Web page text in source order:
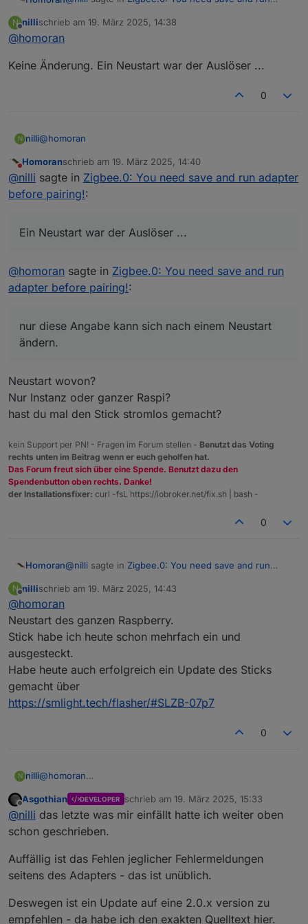
Aah!
N
Offline
nillischrieb am 19. März 2025, 14:38
zuletzt editiert von
@homoran
Keine Änderung. Ein Neustart war der Auslöser ...
0
N nilli@homoran
Keine Änderung. Ein Neustart war der Auslöser ...
Nicht stören
Homoranschrieb am 19. März 2025, 14:40
zuletzt editiert von
@nilli sagte in Zigbee.0: You need save and run adapter
before pairing!:
Ein Neustart war der Auslöser ...
@homoran sagte in Zigbee.0: You need save and run
adapter before pairing!:
nur diese Angabe kann sich nach einem Neustart
ändern.
Neustart wovon?
Nur Instanz oder ganzer Raspi?
hast du mal den Stick stromlos gemacht?
kein Support per PN! - Fragen im Forum stellen - Benutzt das Voting
rechts unten im Beitrag wenn er euch geholfen hat.
Das Forum freut sich über eine Spende. Benutzt dazu den
Spendenbutton oben rechts. Danke!
der Installationsfixer: curl -fsL https://iobroker.net/fix.sh | bash -
0
Homoran@nilli sagte in Zigbee.0: You need save and run
@homoransagte in Zigbee.0: You need save and
run adapter before pairing!
nur diese Angabe kann sich nach einem
Neustart ändern.
Neustart wovon?
Nur Instanz oder ganzer Raspi?
N
Offline
nillischrieb am 19. März 2025, 14:43
zuletzt editiert von
@homoran
Neustart des ganzen Raspberry.
Stick habe ich heute schon mehrfach ein und
ausgesteckt.
Habe heute auch erfolgreich ein Update des Sticks
gemacht über
https://smlight.tech/flasher/#SLZB-07p7
0
N nilli@homoran
Stick habe ich heute schon mehrfach ein und ausgesteckt.
Habe heute auch erfolgreich ein Update des Sticks
gemacht über
https://smlight.tech/flasher/#SLZB-07p7
Offline
Asgothian DEVELOPER schrieb am 19. März 2025, 15:33
zuletzt editiert von
@nilli das letzte was mir einfällt hatte ich weiter oben
schon geschrieben.
Auffällig ist das Fehlen jeglicher Fehlermeldungen
seitens des Adapters - das ist unüblich.
Deswegen ist ein Update auf eine 2.0.x version zu
empfehlen - da habe ich den exakten Quelltext hier.